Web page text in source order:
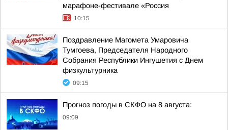
марафоне-фестивале «Россия
10:15
Поздравление Магомета Умаровича
Тумгоева, Председателя Народного
Собрания Республики Ингушетия с Днем
физкультурника
09:15
Прогноз погоды в СКФО на 8 августа:
09:09